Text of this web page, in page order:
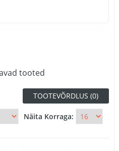
tooted
TOOTEVÕRDLUS (0)
Näita Korraga: